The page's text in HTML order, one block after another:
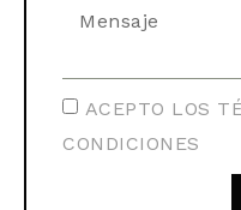
ACEPTO LOS
CONDICIONES